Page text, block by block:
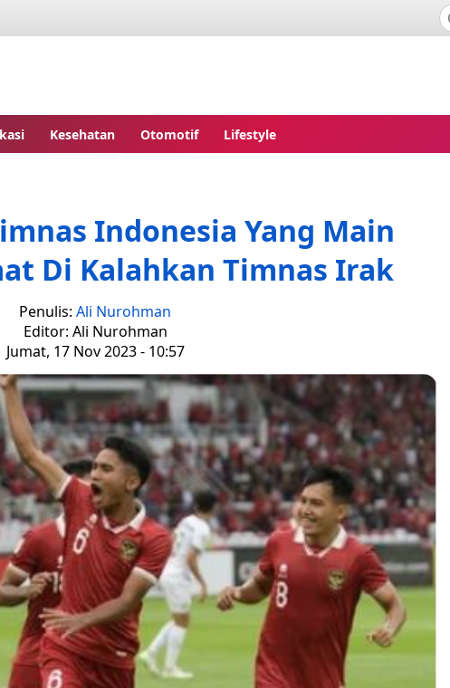
Kesehatan Otomotif Lifestyle
Indonesia Yang Main
Di Kalahkan Timnas Irak
Penulis: Ali Nurohman
Editor: Ali Nurohman
Jumat, 17 Nov 2023 - 10:57